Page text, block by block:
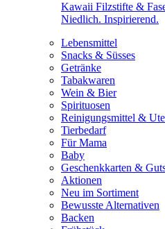
Kawaii Filzstifte &
Niedlich. Inspirierend.
Lebensmittel
Snacks & Süsses
Getränke
Tabakwaren
Wein & Bier
Spirituosen
Reinigungsmittel &
Tierbedarf
Für Mama
Baby
Geschenkkarten &
Aktionen
Neu im Sortiment
Bewusste Alternativen
Backen